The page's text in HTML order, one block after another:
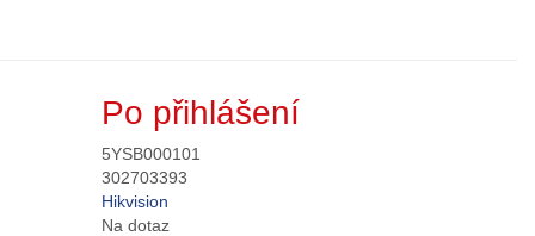
Po přihlášení
5YSB000101
302703393
Hikvision
Na dotaz